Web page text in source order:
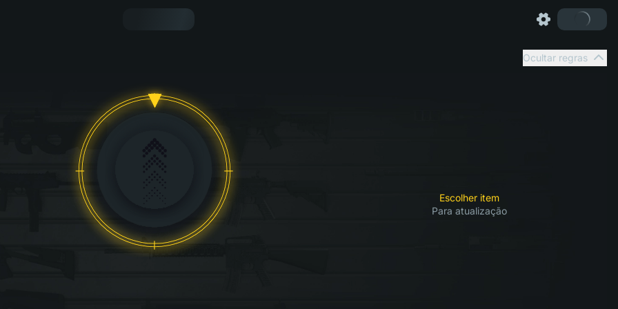
Ocultar regras
Escolher item
Para atualização